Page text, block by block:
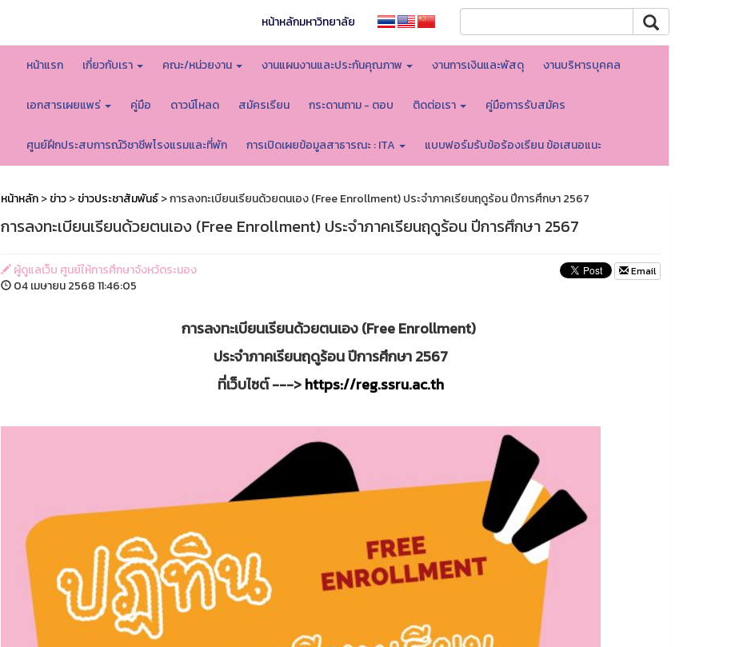
หน้าหลักมหาวิทยาลัย
หน้าแรก เกี่ยวกับเรา คณะ/หน่วยงาน งานแผนงานและประกันคุณภาพ งานการเงินและพัสดุ งานบริหารบุคคล
เอกสารเผยแพร่ คู่มือ ดาวน์โหลด สมัครเรียน กระดานถาม - ตอบ ติดต่อเรา คู่มือการรับสมัคร
ศูนย์ฝึกประสบการณ์วิชาชีพโรงแรมและที่พัก การเปิดเผยข้อมูลสาธารณะ : ITA แบบฟอร์มรับข้อร้องเรียน ข้อเสนอแนะ
หน้าหลัก>ข่าว>ข่าวประชาสัมพันธ์> การลงทะเบียนเรียนด้วยตนเอง (Free Enrollment) ประจำภาคเรียนฤดูร้อน ปีการศึกษา 2567
การลงทะเบียนเรียนด้วยตนเอง (Free Enrollment) ประจำภาคเรียนฤดูร้อน ปีการศึกษา 2567
ผู้ดูแลเว็บ ศูนย์ให้การศึกษาจังหวัดระนอง
04 เมษายน 2568 11:46:05
Email
การลงทะเบียนเรียนด้วยตนเอง (Free Enrollment)
ประจำภาคเรียนฤดูร้อน ปีการศึกษา 2567
ที่เว็บไซต์ --->https://reg.ssru.ac.th